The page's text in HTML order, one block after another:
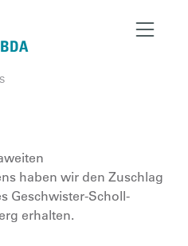
Lindner Lohse
haben wir den Zuschlag
Geschwister-Scholl-
erhalten.